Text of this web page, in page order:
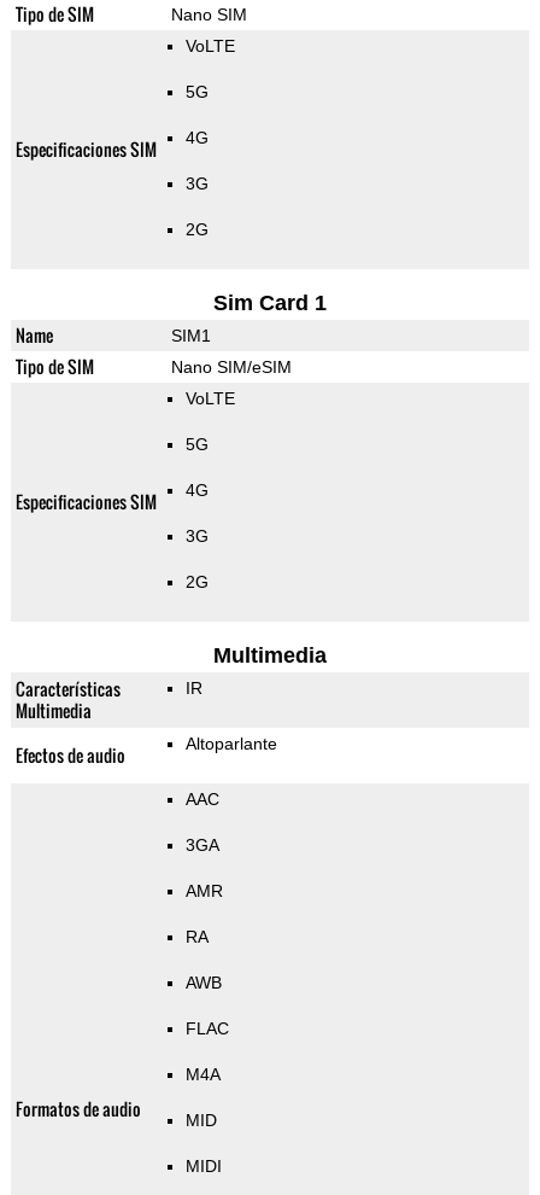
Tipo de SIM Nano SIM
Especificaciones SIM
VoLTE
5G
4G
3G
2G
Sim Card 1
Name SIM1
Tipo de SIM Nano SIM/eSIM
Especificaciones SIM
VoLTE
5G
4G
3G
2G
Multimedia
Características
Multimedia
IR
Efectos de audio Altoparlante
Formatos de audio
AAC
3GA
AMR
RA
AWB
FLAC
M4A
MID
MIDI